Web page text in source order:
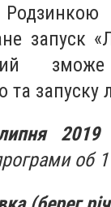
запуск
зможе
запуску
2019
об